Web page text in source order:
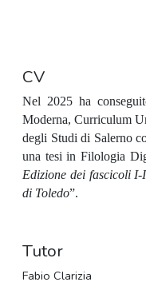
CV
Nel 2025 ha
Moderna, Curriculum
degli Studi di Salerno
una tesi in Filologia
Edizione dei fascicoli
di Toledo”.
Tutor
Fabio Clarizia